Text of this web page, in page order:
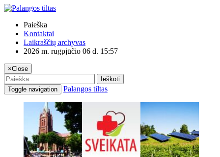
Paieška
Kontaktai
Laikraščių archyvas
2026 m. rugpjūčio 06 d. 15:57
×Close
Ieškoti
Toggle navigation
Palangos tiltas